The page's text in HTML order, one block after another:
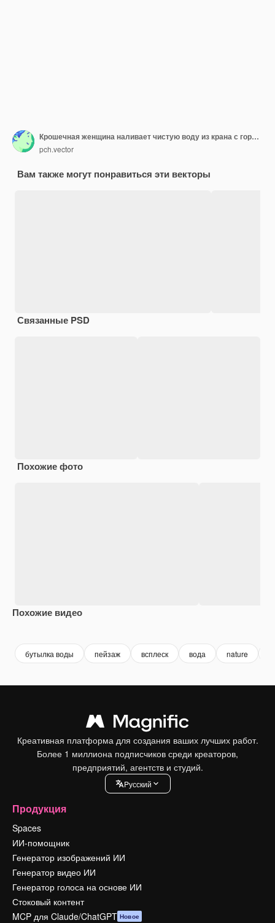
Крошечная женщина наливает чистую воду из крана с горным пейзажем
pch.vector
Вам также могут понравиться эти векторы
Связанные PSD
Похожие фото
Похожие видео
бутылка воды пейзаж всплеск вода nature
Креативная платформа для создания ваших лучших работ.
Более 1 миллиона подписчиков среди креаторов,
предприятий, агентств и студий.
Pусский
Продукция
Spaces
ИИ-помощник
Генератор изображений ИИ
Генератор видео ИИ
Генератор голоса на основе ИИ
Стоковый контент
MCP для Claude/ChatGPT Новое